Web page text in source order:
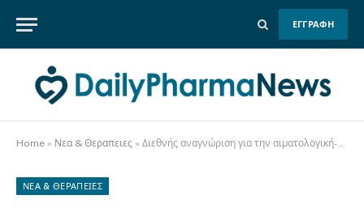
ΕΓΓΡΑΦΗ
Home » Νεα & Θεραπειες » Διεθνής αναγνώριση για την αιματολογική-ογκολογική μονάδα της θεραπευτικής κλινικής ΕΚΠΑ
ΝΕΑ & ΘΕΡΑΠΕΙΕΣ